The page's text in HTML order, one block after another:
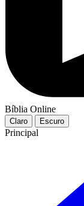
Bíblia Online
Claro Escuro
Principal